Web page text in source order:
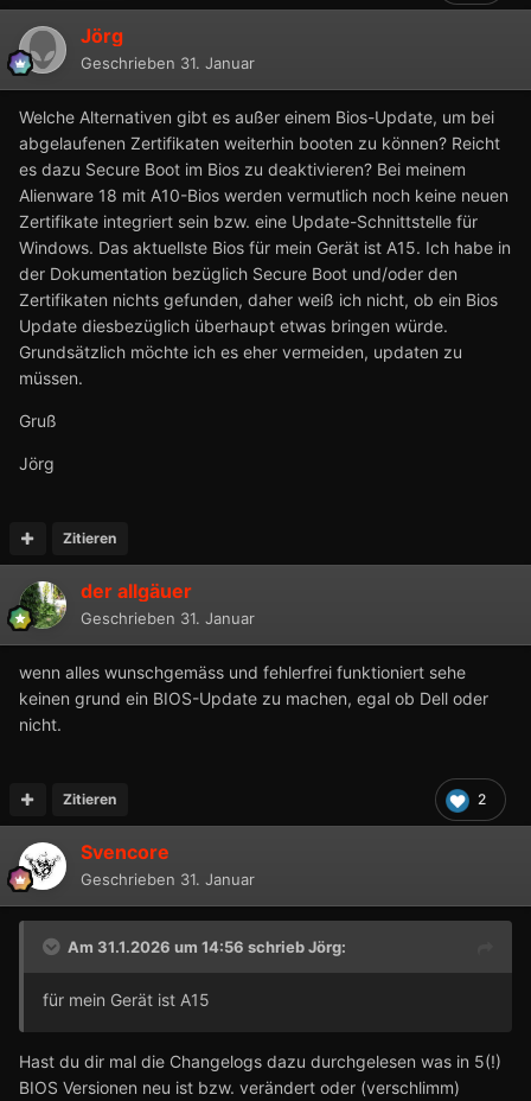
Jörg
Geschrieben 31. Januar
Welche Alternativen gibt es außer einem Bios-Update, um bei
abgelaufenen Zertifikaten weiterhin booten zu können? Reicht
es dazu Secure Boot im Bios zu deaktivieren? Bei meinem
Alienware 18 mit A10-Bios werden vermutlich noch keine neuen
Zertifikate integriert sein bzw. eine Update-Schnittstelle für
Windows. Das aktuellste Bios für mein Gerät ist A15. Ich habe in
der Dokumentation bezüglich Secure Boot und/oder den
Zertifikaten nichts gefunden, daher weiß ich nicht, ob ein Bios
Update diesbezüglich überhaupt etwas bringen würde.
Grundsätzlich möchte ich es eher vermeiden, updaten zu
müssen.
Gruß
Jörg
Zitieren
der allgäuer
Geschrieben 31. Januar
wenn alles wunschgemäss und fehlerfrei funktioniert sehe
keinen grund ein BIOS-Update zu machen, egal ob Dell oder
nicht.
2
Zitieren
Svencore
Geschrieben 31. Januar
Am 31.1.2026 um 14:56 schriebJörg:
für mein Gerät ist A15
Hast du dir mal die Changelogs dazu durchgelesen was in 5(!)
BIOS Versionen neu ist bzw. verändert oder (verschlimm)